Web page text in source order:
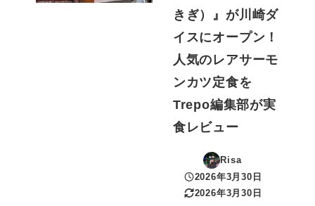
きぎ）』が川崎ダ
イスにオープン！
人気のレアサーモ
ンカツ定食を
Trepo編集部が実
食レビュー
Risa
投稿日
2026年3月30日
更新日
2026年3月30日